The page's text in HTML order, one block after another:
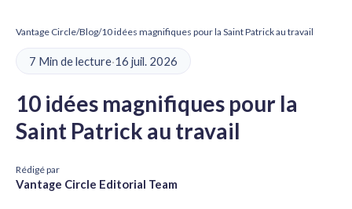
Vantage Circle/Blog/10 idées magnifiques pour la Saint Patrick au travail
7 Min de lecture·16 juil. 2026
10 idées magnifiques pour la
Saint Patrick au travail
Rédigé par
Vantage Circle Editorial Team